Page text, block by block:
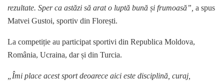
rezultate. Sper ca astăzi să arat o luptă bună și frumoasă”, a spus
Matvei Gustoi, sportiv din Florești.
La competiție au participat sportivi din Republica Moldova,
România, Ucraina, dar și din Turcia.
„Îmi place acest sport deoarece aici este disciplină, curaj,